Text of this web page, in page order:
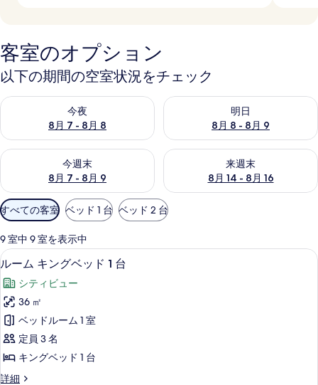
客室のオプション
以下の期間の空室状況をチェック
今夜
8月 7 - 8月 8
今夜 8月 7 - 8月 8 の空室状況をチェック
明日
8月 8 - 8月 9
明日 8月 8 - 8月 9 の空室状況
今週末
8月 7 - 8月 9
今週末 8月 7 - 8月 9 の空室状況をチェック
来週末
8月 14 - 8月 16
来週末 8月 14 - 8月 16 の空室
利
用
可
能
な
客
室
の
絞
り
込
み
すべての客室 ベッド 1 台 ベッド 2 台
9 室中 9 室を表示中
ル
ー
ム
キ
ン
グ
ベ
ルーム キングベッド 1 台 | エジプト
14
ルーム キングベッド 1 台
シティビュー
36 ㎡
ベッドルーム 1 室
定員 3 名
キングベッド 1 台
詳細
ル